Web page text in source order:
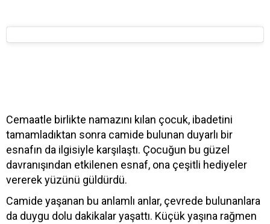
Cemaatle birlikte namazını kılan çocuk, ibadetini
tamamladıktan sonra camide bulunan duyarlı bir
esnafın da ilgisiyle karşılaştı. Çocuğun bu güzel
davranışından etkilenen esnaf, ona çeşitli hediyeler
vererek yüzünü güldürdü.
Camide yaşanan bu anlamlı anlar, çevrede bulunanlara
da duygu dolu dakikalar yaşattı. Küçük yaşına rağmen